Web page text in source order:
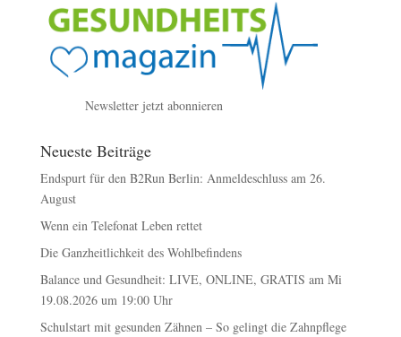
Newsletter jetzt abonnieren
Neueste Beiträge
Endspurt für den B2Run Berlin: Anmeldeschluss am 26.
August
Wenn ein Telefonat Leben rettet
Die Ganzheitlichkeit des Wohlbefindens
Balance und Gesundheit: LIVE, ONLINE, GRATIS am Mi
19.08.2026 um 19:00 Uhr
Schulstart mit gesunden Zähnen – So gelingt die Zahnpflege